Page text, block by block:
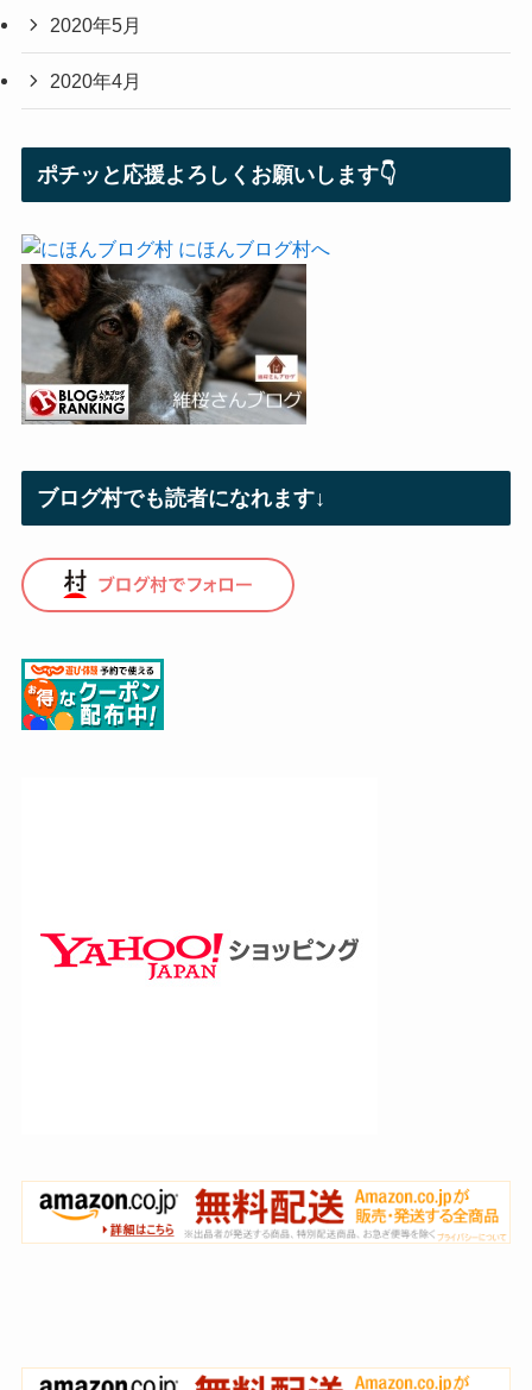
2020年5月
2020年4月
ポチッと応援よろしくお願いします👇
ブログ村でも読者になれます↓